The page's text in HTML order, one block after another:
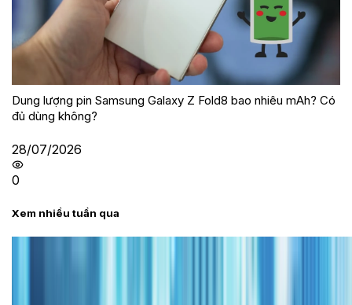
Dung lượng pin Samsung Galaxy Z Fold8 bao nhiêu mAh? Có
đủ dùng không?
28/07/2026
0
Xem nhiều tuần qua